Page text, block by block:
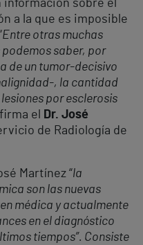
sobre el
a la que es imposible
Entre otras muchas
saber, por
de un tumor-decisivo
, la cantidad
por esclerosis
el
Dr. José
de Radiología de
Martínez “la
son las nuevas
médica y actualmente
en el diagnóstico
tiempos”. Consiste